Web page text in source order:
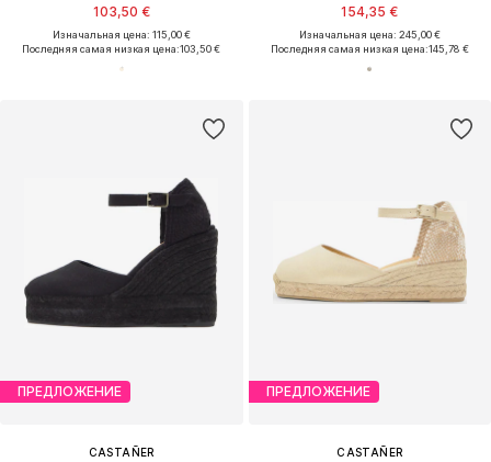
103,50 €
Изначальная цена: 115,00 €
Последняя самая низкая цена:103,50 €
154,35 €
Изначальная цена: 245,00 €
Последняя самая низкая цена:145,78 €
ПРЕДЛОЖЕНИЕ
CASTAÑER
ПРЕДЛОЖЕНИЕ
CASTAÑER